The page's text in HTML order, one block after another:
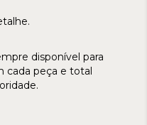
disponível para
cada peça e total